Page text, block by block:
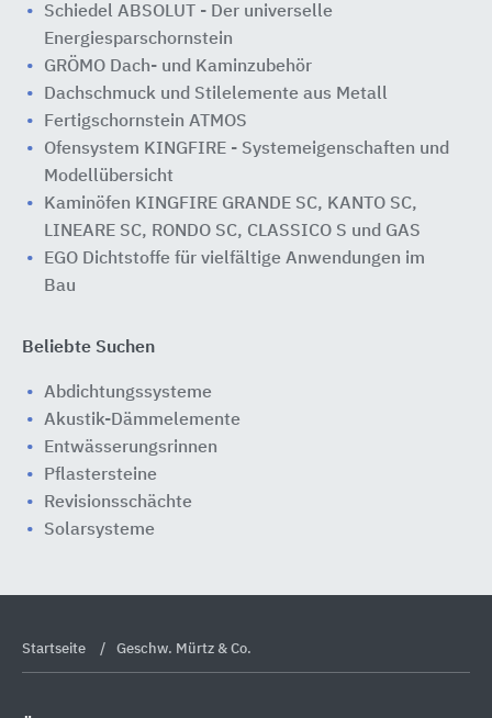
Schiedel ABSOLUT - Der universelle
Energiesparschornstein
GRÖMO Dach- und Kaminzubehör
Dachschmuck und Stilelemente aus Metall
Fertigschornstein ATMOS
Ofensystem KINGFIRE - Systemeigenschaften und
Modellübersicht
Kaminöfen KINGFIRE GRANDE SC, KANTO SC,
LINEARE SC, RONDO SC, CLASSICO S und GAS
EGO Dichtstoffe für vielfältige Anwendungen im
Bau
Beliebte Suchen
Abdichtungssysteme
Akustik-Dämmelemente
Entwässerungsrinnen
Pflastersteine
Revisionsschächte
Solarsysteme
Startseite Geschw. Mürtz & Co.